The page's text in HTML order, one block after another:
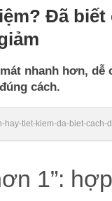
Đã biết
nhanh hơn, dễ
cách.
hay-tiet-kiem-da-biet-cach-
1”: